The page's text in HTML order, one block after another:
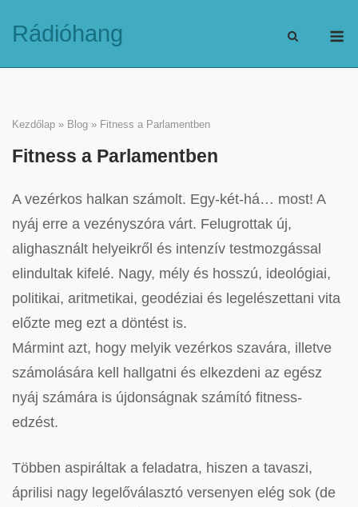
Rádióhang
Kezdőlap » Blog » Fitness a Parlamentben
Fitness a Parlamentben
A vezérkos halkan számolt. Egy-két-há… most! A
nyáj erre a vezényszóra várt. Felugrottak új,
alighasznált helyeikről és intenzív testmozgással
elindultak kifelé. Nagy, mély és hosszú, ideológiai,
politikai, aritmetikai, geodéziai és legelészettani vita
előzte meg ezt a döntést is.
Mármint azt, hogy melyik vezérkos szavára, illetve
számolására kell hallgatni és elkezdeni az egész
nyáj számára is újdonságnak számító fitness-
edzést.
Többen aspiráltak a feladatra, hiszen a tavaszi,
áprilisi nagy legelőválasztó versenyen elég sok (de